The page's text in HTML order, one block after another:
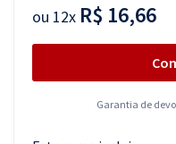
ou 12x R$ 16,66
Garantia de